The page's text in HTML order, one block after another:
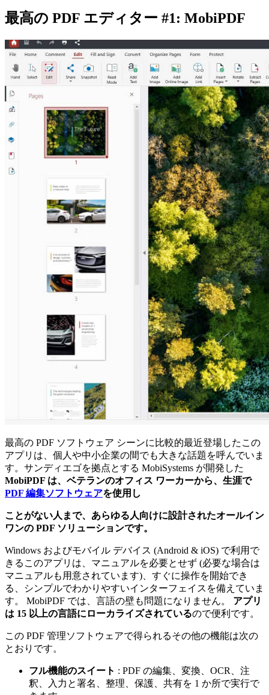
最高の PDF エディター #1: MobiPDF
最高の PDF ソフトウェア シーンに比較的最近登場したこの
アプリは、個人や中小企業の間でも大きな話題を呼んでいま
す。サンディエゴを拠点とする MobiSystems が開発した
MobiPDF は、ベテランのオフィス ワーカーから、生涯で
PDF 編集ソフトウェアを使用し
ことがない人まで、あらゆる人向けに設計されたオールイン
ワンの PDF ソリューションです。
Windows およびモバイル デバイス (Android & iOS) で利用で
きるこのアプリは、マニュアルを必要とせず (必要な場合は
マニュアルも用意されています)、すぐに操作を開始でき
る、シンプルでわかりやすいインターフェイスを備えていま
す。 MobiPDF では、言語の壁も問題になりません。 アプリ
は 15 以上の言語にローカライズされているので便利です。
この PDF 管理ソフトウェアで得られるその他の機能は次の
とおりです。
フル機能のスイート : PDF の編集、変換、OCR、注
釈、入力と署名、整理、保護、共有を 1 か所で実行で